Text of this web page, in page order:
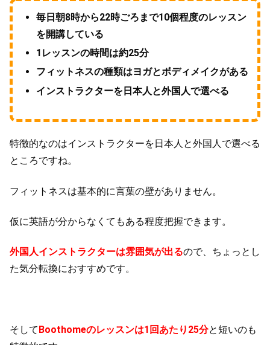
毎日朝8時から22時ごろまで10個程度のレッスン
を開講している
1レッスンの時間は約25分
フィットネスの種類はヨガとボディメイクがある
インストラクターを日本人と外国人で選べる
特徴的なのはインストラクターを日本人と外国人で選べる
ところですね。
フィットネスは基本的に言葉の壁がありません。
仮に英語が分からなくてもある程度把握できます。
外国人インストラクターは雰囲気が出るので、ちょっとし
た気分転換におすすめです。
そして Boothomeのレッスンは1回あたり25分と短いのも